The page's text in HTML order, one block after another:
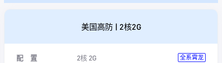
美国高防 | 2核2G
配 置 2核 2G 全系霄龙